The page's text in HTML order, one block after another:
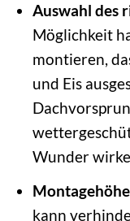
Auswahl des
Möglichkeit
montieren,
und Eis
Wunder
kann